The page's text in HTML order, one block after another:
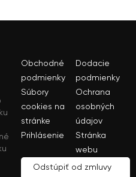
Obchodné
podmienky
Dodacie
podmienky
Súbory
cookies na
stránke
Ochrana
osobných
údajov
Prihlásenie
Stránka
webu
Odstúpiť od zmluvy